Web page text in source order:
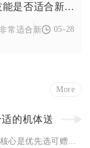
卧虎藏龙师徒技能是否适合新手使用
常适合新手使用，能
05-28
More
的机体送